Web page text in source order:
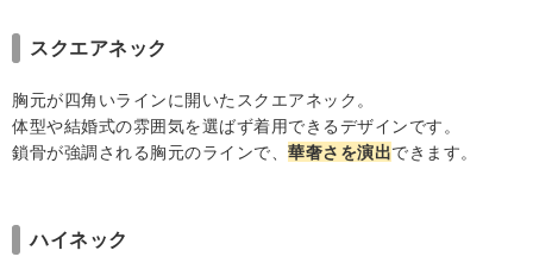
スクエアネック
胸元が四角いラインに開いたスクエアネック。
体型や結婚式の雰囲気を選ばず着用できるデザインです。
鎖骨が強調される胸元のラインで、 華奢さを演出できます。
ハイネック